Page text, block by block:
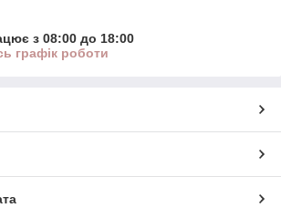
з 08:00 до 18:00
графік роботи